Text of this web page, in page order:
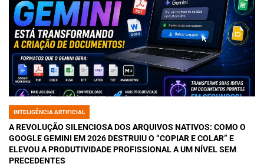
POSTED
IN
INTELIGÊNCIA ARTIFICIAL
A REVOLUÇÃO SILENCIOSA DOS ARQUIVOS NATIVOS: COMO O
GOOGLE GEMINI EM 2026 DESTRUIU O “COPIAR E COLAR” E
ELEVOU A PRODUTIVIDADE PROFISSIONAL A UM NÍVEL SEM
PRECEDENTES